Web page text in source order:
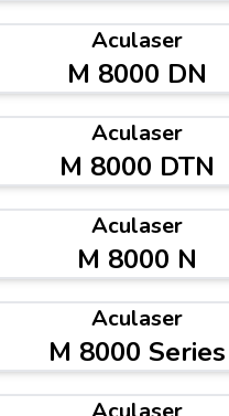
Aculaser
M 8000 DN
Aculaser
M 8000 DTN
Aculaser
M 8000 N
Aculaser
M 8000 Series